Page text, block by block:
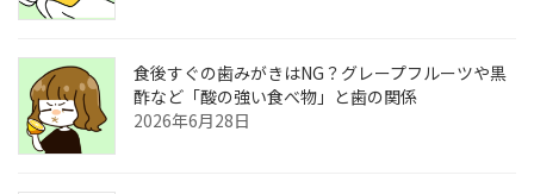
食後すぐの歯みがきはNG？グレープフルーツや黒
酢など「酸の強い食べ物」と歯の関係
2026年6月28日